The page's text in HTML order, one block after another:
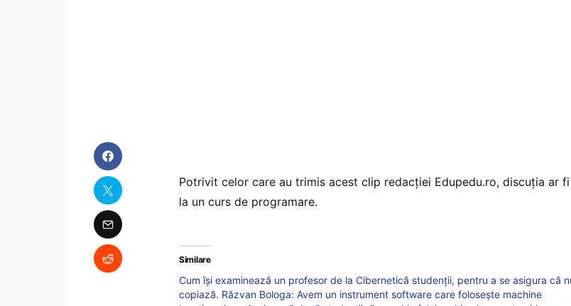
Potrivit celor care au trimis acest clip redacţiei Edupedu.ro, discuţia ar
la un curs de programare.
Similare
Cum își examinează un profesor de la Cibernetică studenții, pentru a se asigura că
copiază. Răzvan Bologa: Avem un instrument software care folosește machine